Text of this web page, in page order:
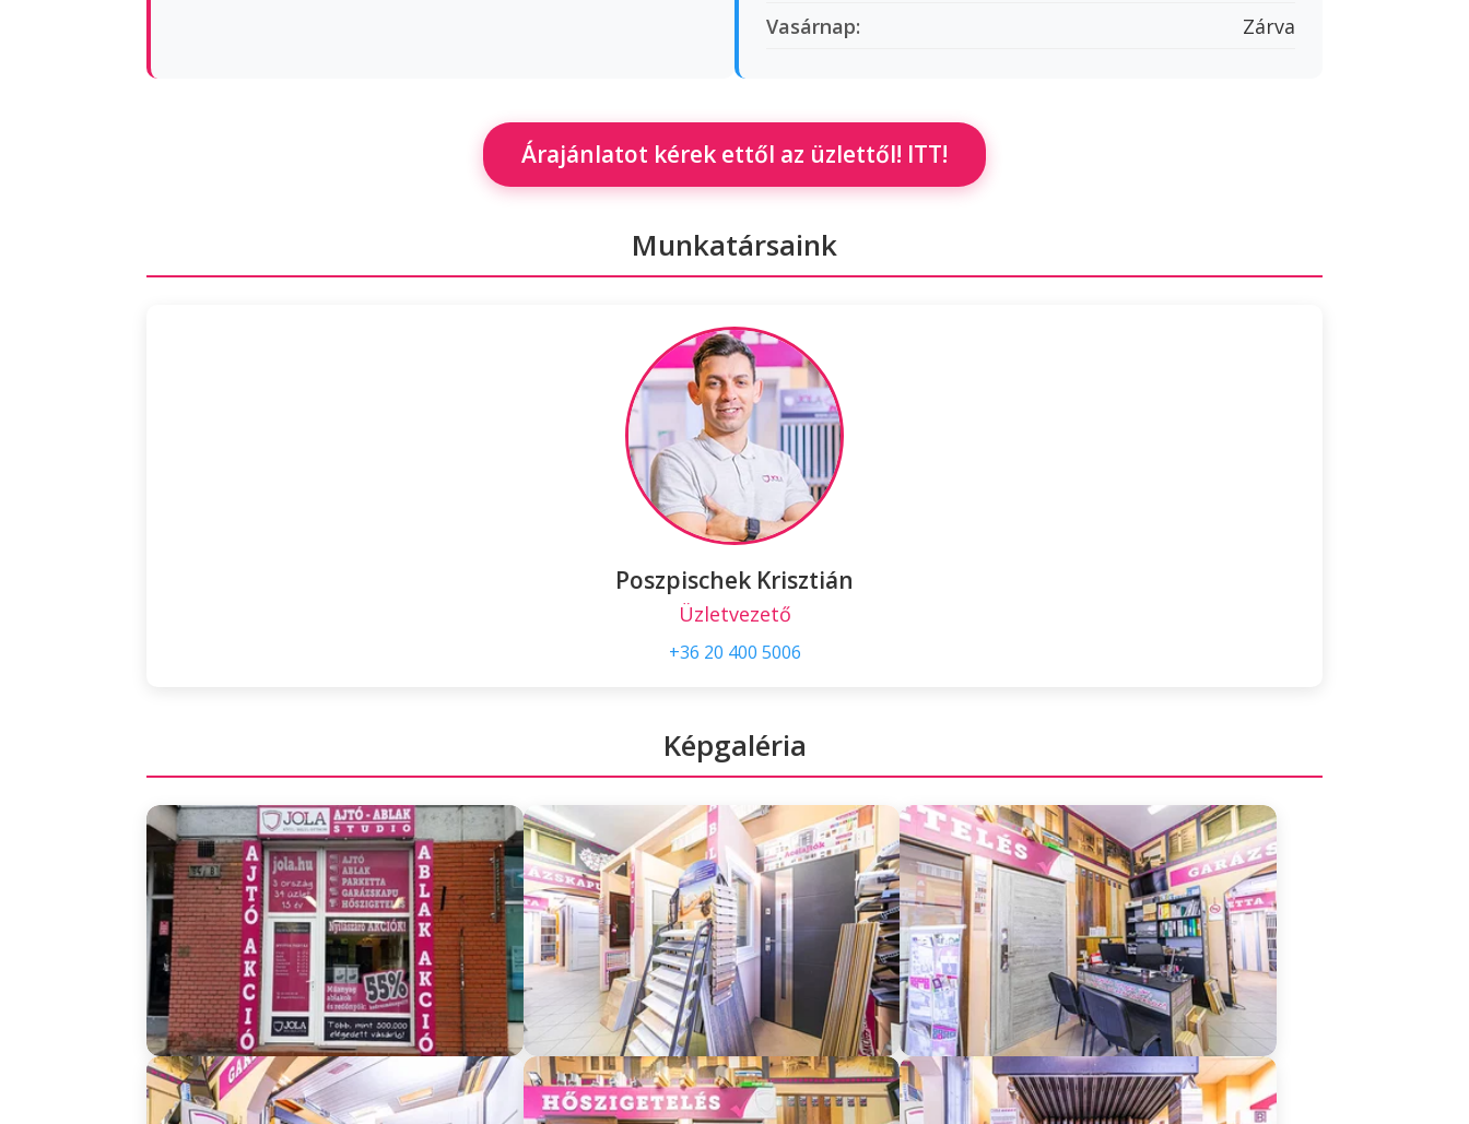
Vasárnap:
Zárva
Árajánlatot kérek ettől az üzlettől! ITT!
Munkatársaink
Poszpischek Krisztián
Üzletvezető
+36 20 400 5006
Képgaléria